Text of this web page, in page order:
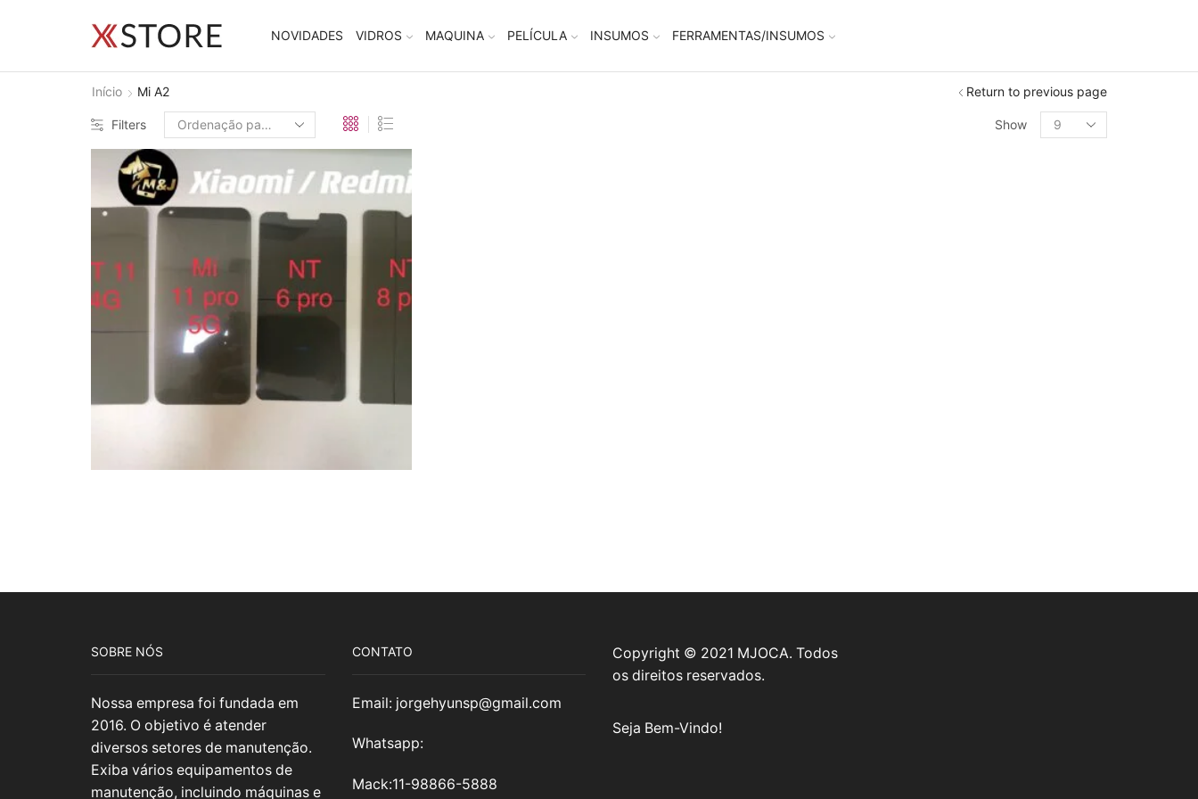
NOVIDADES VIDROS MAQUINA PELÍCULA INSUMOS FERRAMENTAS/INSUMOS
Início Mi A2 Return to previous page
Filters Show
SOBRE NÓS
Nossa empresa foi fundada em
2016. O objetivo é atender
diversos setores de manutenção.
Exiba vários equipamentos de
manutenção, incluindo máquinas e
CONTATO
Email: jorgehyunsp@gmail.com
Whatsapp:
Mack:11-98866-5888
Copyright © 2021 MJOCA. Todos
os direitos reservados.
Seja Bem-Vindo!